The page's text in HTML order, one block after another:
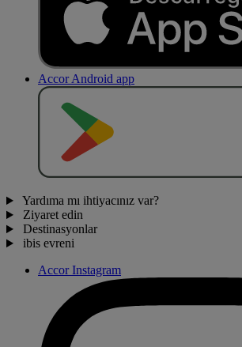
Accor Android app
Yardıma mı ihtiyacınız var?
Ziyaret edin
Destinasyonlar
ibis evreni
Accor Instagram